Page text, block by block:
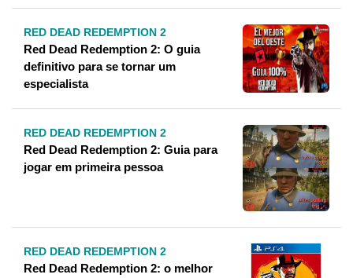
RED DEAD REDEMPTION 2
Red Dead Redemption 2: O guia
definitivo para se tornar um
especialista
RED DEAD REDEMPTION 2
Red Dead Redemption 2: Guia para
jogar em primeira pessoa
RED DEAD REDEMPTION 2
Red Dead Redemption 2: o melhor